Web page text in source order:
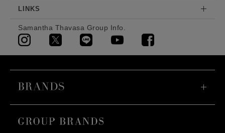
LINKS
Samantha Thavasa Group Info.